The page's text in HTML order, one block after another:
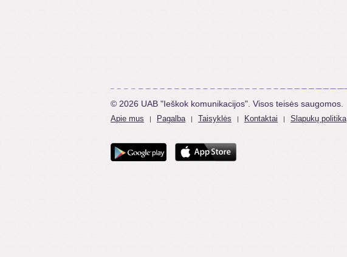
© 2026 UAB "Ieškok komunikacijos". Visos teisės saugomos.
Apie mus | Pagalba | Taisyklės | Kontaktai | Slapukų politika